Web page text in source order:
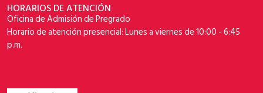
HORARIOS DE ATENCIÓN
Oficina de Admisión de Pregrado
Horario de atención presencial: Lunes a viernes de 10:00 - 6:45
p.m.